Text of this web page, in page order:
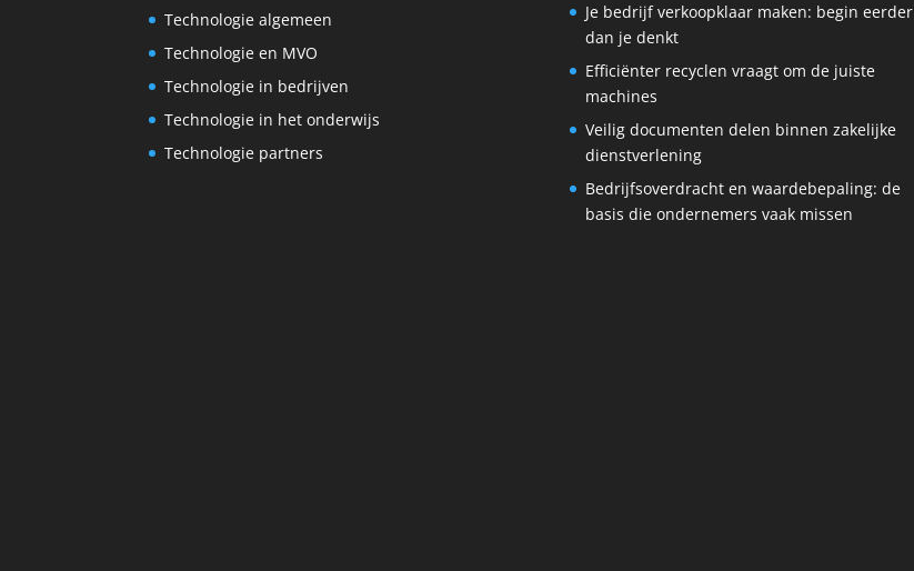
Technologie algemeen
Technologie en MVO
Technologie in bedrijven
Technologie in het onderwijs
Technologie partners
Je bedrijf verkoopklaar maken: begin eerder
dan je denkt
Efficiënter recyclen vraagt om de juiste
machines
Veilig documenten delen binnen zakelijke
dienstverlening
Bedrijfsoverdracht en waardebepaling: de
basis die ondernemers vaak missen